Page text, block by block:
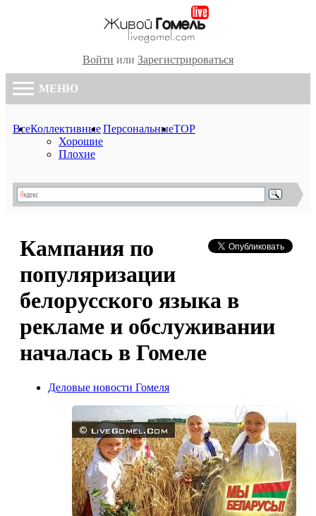
Войти или Зарегистрироваться
МЕНЮ
ВсеКоллективные
Хорошие
Плохие
ПерсональныеTOP
Кампания по
популяризации
белорусского языка в
рекламе и обслуживании
началась в Гомеле
Деловые новости Гомеля